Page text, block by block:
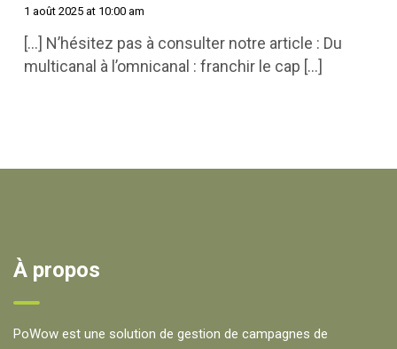
1 août 2025 at 10:00 am
[…] N’hésitez pas à consulter notre article : Du
multicanal à l’omnicanal : franchir le cap […]
À propos
PoWow est une solution de gestion de campagnes de